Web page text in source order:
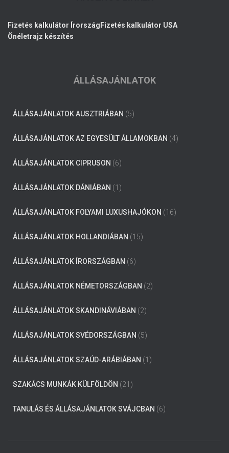
Fizetés kalkulátor Írország Fizetés kalkulátor USA
Önéletrajz készítés
ÁLLÁSAJÁNLATOK
ÁLLÁSAJÁNLATOK AUSZTRIÁBAN (5)
ÁLLÁSAJÁNLATOK AZ EGYESÜLT ÁLLAMOKBAN (4)
ÁLLÁSAJÁNLATOK CIPRUSON (6)
ÁLLÁSAJÁNLATOK DÁNIÁBAN (1)
ÁLLÁSAJÁNLATOK FOLYAMI LUXUSHAJÓKON (16)
ÁLLÁSAJÁNLATOK HOLLANDIÁBAN (15)
ÁLLÁSAJÁNLATOK ÍRORSZÁGBAN (6)
ÁLLÁSAJÁNLATOK NÉMETORSZÁGBAN (2)
ÁLLÁSAJÁNLATOK SKANDINÁVIÁBAN (2)
ÁLLÁSAJÁNLATOK SVÉDORSZÁGBAN (5)
ÁLLÁSAJÁNLATOK SZAÚD-ARÁBIÁBAN (1)
SZAKÁCS MUNKÁK KÜLFÖLDÖN (21)
TANULÁS ÉS ÁLLÁSAJÁNLATOK SVÁJCBAN (6)